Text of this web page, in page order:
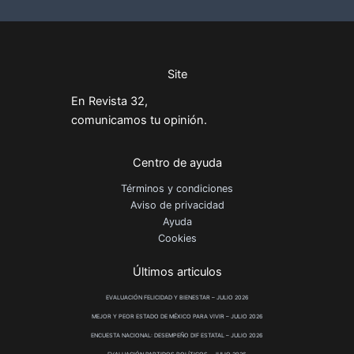
Site
En Revista 32,
comunicamos tu opinión.
Centro de ayuda
Términos y condiciones
Aviso de privacidad
Ayuda
Cookies
Últimos articulos
EVALUACIÓN FELICIDAD Y BIENESTAR – JULIO 2026
MEJOR Y PEOR ESTADO DE MÉXICO PARA VIVIR – JULIO 2026
ENCUESTA NACIONAL: DESEMPEÑO DIF ESTATAL – JULIO 2026